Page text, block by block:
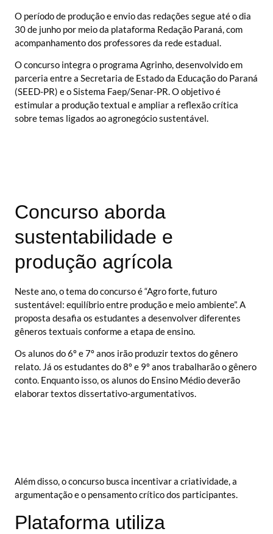
O período de produção e envio das redações segue até o dia
30 de junho por meio da plataforma Redação Paraná, com
acompanhamento dos professores da rede estadual.
O concurso integra o programa Agrinho, desenvolvido em
parceria entre a Secretaria de Estado da Educação do Paraná
(SEED-PR) e o Sistema Faep/Senar-PR. O objetivo é
estimular a produção textual e ampliar a reflexão crítica
sobre temas ligados ao agronegócio sustentável.
Concurso aborda
sustentabilidade e
produção agrícola
Neste ano, o tema do concurso é “Agro forte, futuro
sustentável: equilíbrio entre produção e meio ambiente”. A
proposta desafia os estudantes a desenvolver diferentes
gêneros textuais conforme a etapa de ensino.
Os alunos do 6º e 7º anos irão produzir textos do gênero
relato. Já os estudantes do 8º e 9º anos trabalharão o gênero
conto. Enquanto isso, os alunos do Ensino Médio deverão
elaborar textos dissertativo-argumentativos.
Além disso, o concurso busca incentivar a criatividade, a
argumentação e o pensamento crítico dos participantes.
Plataforma utiliza